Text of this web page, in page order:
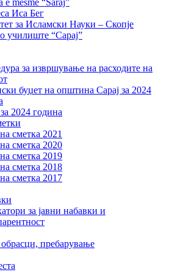
e mesme “Saraj”
Иса Бег
за Исламски Науки – Скопје
училиште “Сарај”
за извршување на расходите на
буџет на општина Сарај за 2024
2024 година
сметка 2021
сметка 2020
сметка 2019
сметка 2018
сметка 2017
за јавни набавки и
пребарување